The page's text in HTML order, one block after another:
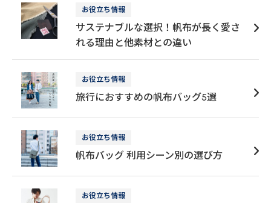
お役立ち情報
サステナブルな選択！帆布が長く愛さ
れる理由と他素材との違い
お役立ち情報
旅行におすすめの帆布バッグ5選
お役立ち情報
帆布バッグ 利用シーン別の選び方
お役立ち情報